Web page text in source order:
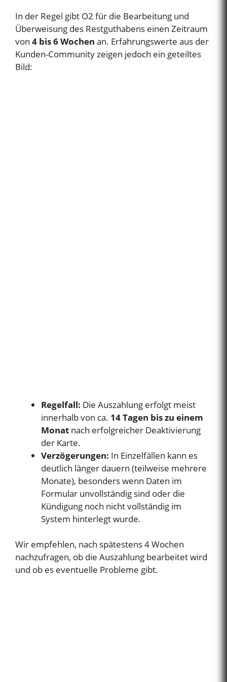
e
o
In der Regel gibt O2 für die Bearbeitung und
Überweisung des Restguthabens einen Zeitraum
von 4 bis 6 Wochen an. Erfahrungswerte aus der
Kunden-Community zeigen jedoch ein geteiltes
Bild:
Regelfall: Die Auszahlung erfolgt meist
innerhalb von ca. 14 Tagen bis zu einem
Monat nach erfolgreicher Deaktivierung
der Karte.
Verzögerungen: In Einzelfällen kann es
deutlich länger dauern (teilweise mehrere
Monate), besonders wenn Daten im
Formular unvollständig sind oder die
Kündigung noch nicht vollständig im
System hinterlegt wurde.
Wir empfehlen, nach spätestens 4 Wochen
nachzufragen, ob die Auszahlung bearbeitet wird
und ob es eventuelle Probleme gibt.